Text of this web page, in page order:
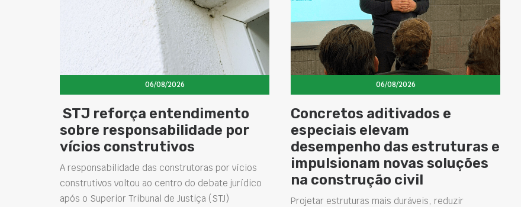
06/08/2026
STJ reforça entendimento
sobre responsabilidade por
vícios construtivos
A responsabilidade das construtoras por vícios
construtivos voltou ao centro do debate jurídico
após o Superior Tribunal de Justiça (STJ)
06/08/2026
Concretos aditivados e
especiais elevam
desempenho das estruturas e
impulsionam novas soluções
na construção civil
Projetar estruturas mais duráveis, reduzir